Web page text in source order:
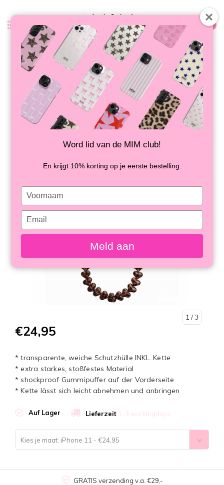
0
Zurück
LIKE A PEARL - ETUI MIT BAND
(shockproof) - Copy - Copy - Copy
- Copy - Copy
AUF LAGER
1 / 3
€24,95
* transparente, weiche Schutzhülle INKL. Kette
* extra starkes, stoßfestes Material
* shockproof Gummipuffer auf der Vorderseite
* Kette lässt sich leicht abnehmen und anbringen
Auf Lager Lieferzeit 1-3 workingdays
Kies je maat: iPhone 11 - €24,95
GRATIS verzending v.a. €29,-
Word lid van de MIM club!
En krijgt 10% korting op je eerste bestelling.
Type
your
name
Type
your
email
Meld aan